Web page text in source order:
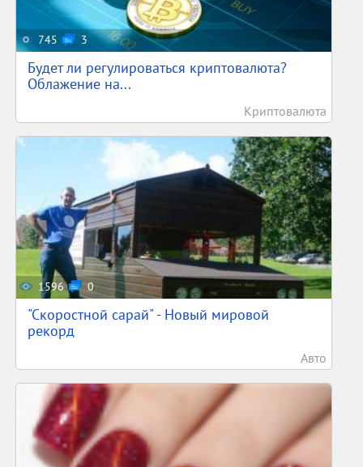
745 3
Будет ли регулироваться криптовалюта?
Облажение на...
Криптовалюта
1596 0
"Скоростной сарай" - Новый мировой
рекорд
Авто